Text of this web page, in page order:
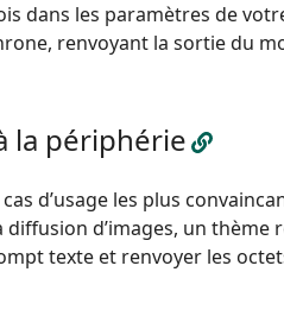
);
dans les paramètres de
renvoyant la sortie du
la périphérie
d’usage les plus
d’images, un thème
texte et renvoyer les